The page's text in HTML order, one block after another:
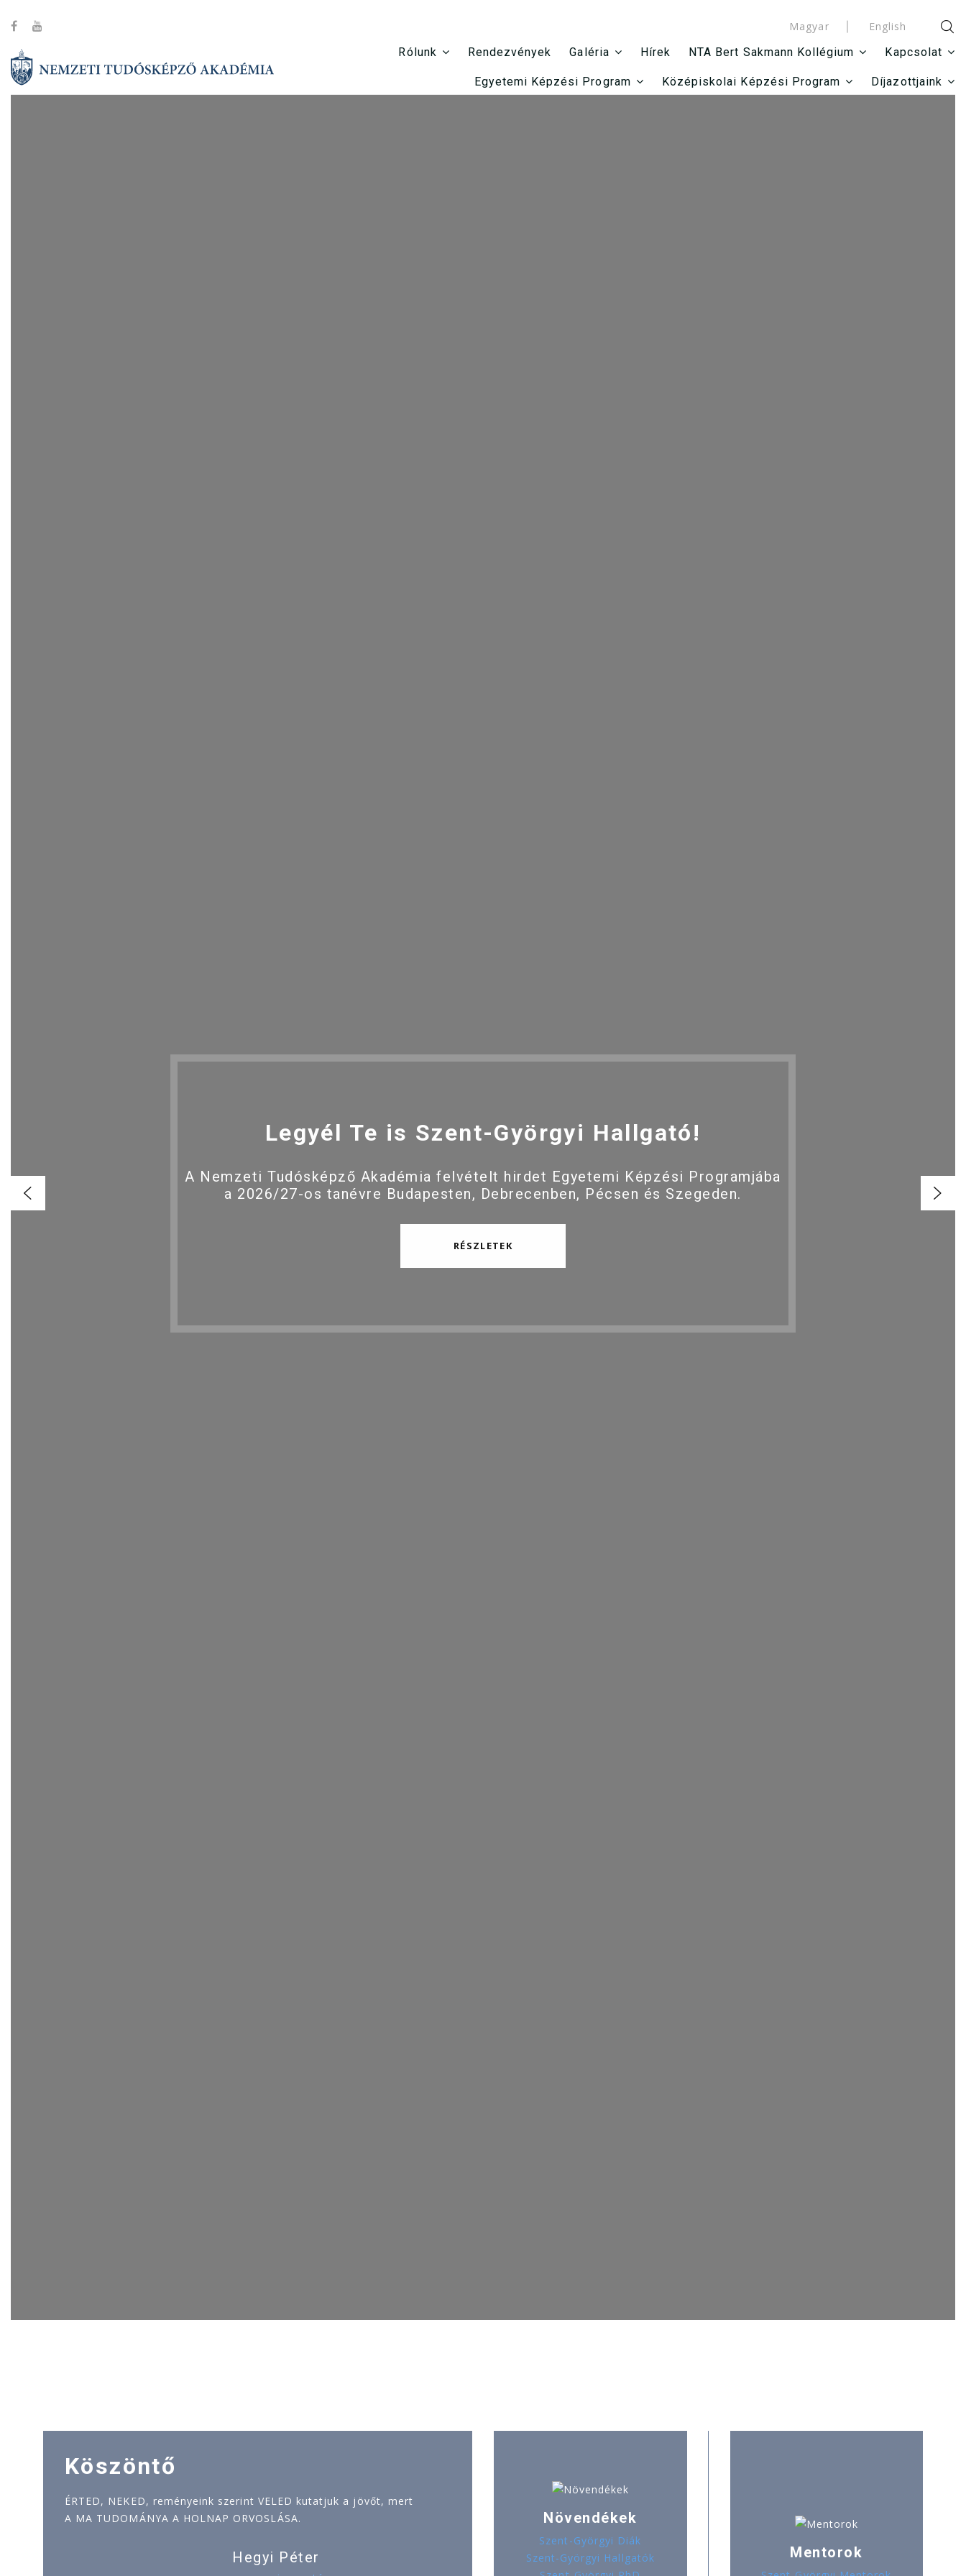
Magyar
English
Rólunk
Rendezvények Galéria Hírek NTA Bert Sakmann Kollégium Kapcsolat
Egyetemi Képzési Program Középiskolai Képzési Program Díjazottjaink
Legyél Te is Szent-Györgyi Hallgató!
A Nemzeti Tudósképző Akadémia felvételt hirdet Egyetemi Képzési Programjába
a 2026/27-os tanévre Budapesten, Debrecenben, Pécsen és Szegeden.
RÉSZLETEK
Köszöntő
ÉRTED, NEKED, reményeink szerint VELED kutatjuk a jövőt, mert
A MA TUDOMÁNYA A HOLNAP ORVOSLÁSA.
Hegyi Péter
Növendékek
Szent-Györgyi Diák
Szent-Györgyi Hallgatók
Mentorok